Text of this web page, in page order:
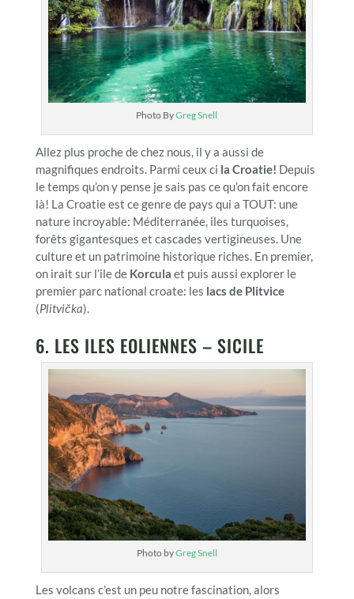
Photo ByGreg Snell
Allez plus proche de chez nous, il y a aussi de
magnifiques endroits. Parmi ceux ci la Croatie! Depuis
le temps qu’on y pense je sais pas ce qu’on fait encore
là! La Croatie est ce genre de pays qui a TOUT: une
nature incroyable: Méditerranée, iles turquoises,
forêts gigantesques et cascades vertigineuses. Une
culture et un patrimoine historique riches. En premier,
on irait sur l’ile deKorcula et puis aussi explorer le
premier parc national croate: les lacs de Plitvice
(Plitvička).
6. LES ILES EOLIENNES – SICILE
Photo byGreg Snell
Les volcans c’est un peu notre fascination, alors